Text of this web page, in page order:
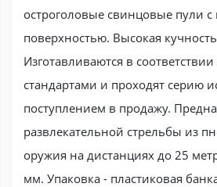
остроголовые свинцовые пули с
поверхностью. Высокая
Изготавливаются в
стандартами и проходят серию
поступлением в продажу.
развлекательной стрельбы из
оружия на дистанциях до 25
мм. Упаковка - пластиковая